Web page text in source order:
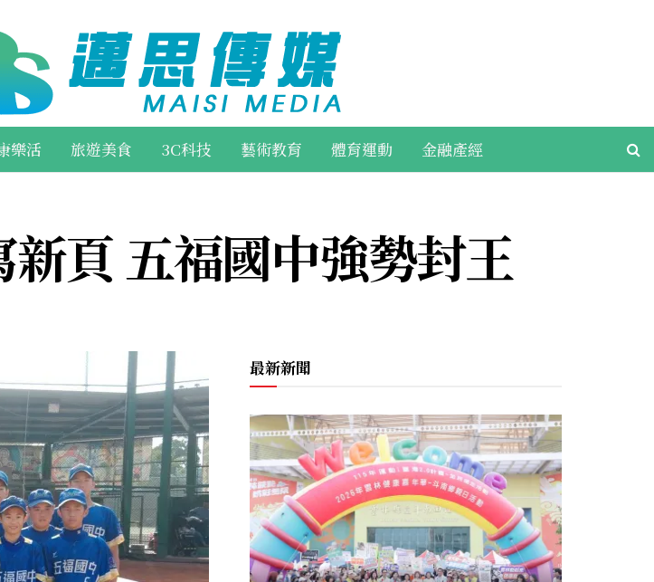
樂活 旅遊美食 3C科技 藝術教育 體育運動 金融產經
頁 五福國中強勢封王
最新新聞